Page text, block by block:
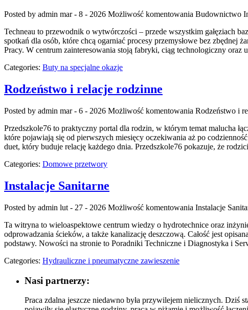
Posted by admin mar - 8 - 2026 Możliwość komentowania Budownictwo
Techneau to przewodnik o wytwórczości – przede wszystkim gałęziach
spotkań dla osób, które chcą ogarniać procesy przemysłowe bez zbędnej
Pracy. W centrum zainteresowania stoją fabryki, ciąg technologiczny
Categories: Buty na specjalne okazje
Rodzeństwo i relacje rodzinne
Posted by admin mar - 6 - 2026 Możliwość komentowania Rodzeństwo i
Przedszkole76 to praktyczny portal dla rodzin, w którym temat malucha
które pojawiają się od pierwszych miesięcy oczekiwania aż po
duet, który buduje relację każdego dnia. Przedszkole76 pokazuje, że
Categories: Domowe przetwory
Instalacje Sanitarne
Posted by admin lut - 27 - 2026 Możliwość komentowania Instalacje
Ta witryna to wieloaspektowe centrum wiedzy o hydrotechnice oraz
odprowadzania ścieków, a także kanalizację deszczową. Całość jest
podstawy. Nowości na stronie to Poradniki Techniczne i Diagnostyka i
Categories: Hydrauliczne i pneumatyczne zawieszenie
Nasi partnerzy:
Praca zdalna jeszcze niedawno była przywilejem nielicznych. Dziś